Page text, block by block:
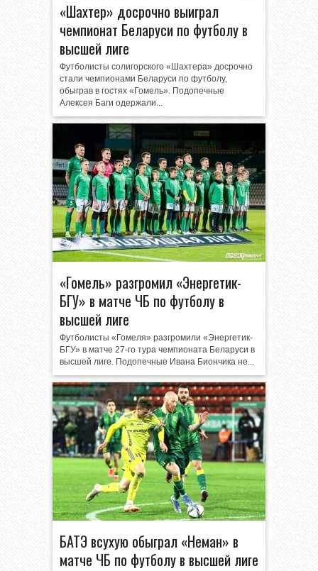
«Шахтер» досрочно выиграл
чемпионат Беларуси по футболу в
высшей лиге
Футболисты солигорского «Шахтера» досрочно
стали чемпионами Беларуси по футболу,
обыграв в гостях «Гомель». Подопечные
Алексея Баги одержали...
«Гомель» разгромил «Энергетик-
БГУ» в матче ЧБ по футболу в
высшей лиге
Футболисты «Гомеля» разгромили «Энергетик-
БГУ» в матче 27-го тура чемпионата Беларуси в
высшей лиге. Подопечные Ивана Биончика не...
БАТЭ всухую обыграл «Неман» в
матче ЧБ по футболу в высшей лиге